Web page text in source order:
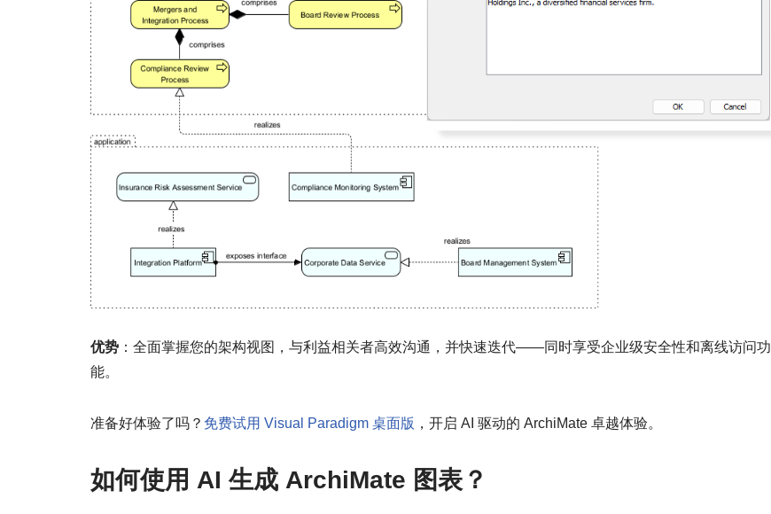
优势 ：全面掌握您的架构视图，与利益相关者高效沟通，并快速迭代——同时享受企业级安全性和离线访问功
能。
准备好体验了吗？ 免费试用 Visual Paradigm 桌面版 ，开启 AI 驱动的 ArchiMate 卓越体验。
如何使用 AI 生成 ArchiMate 图表？